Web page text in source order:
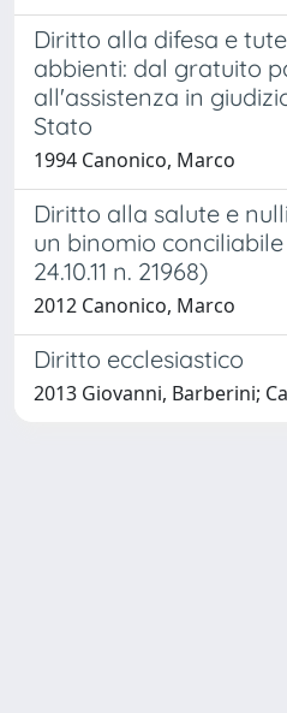
Diritto alla difesa e
abbienti: dal gratuito
all'assistenza in
Stato
1994 Canonico, Marco
Diritto alla salute e
un binomio
24.10.11 n. 21968)
2012 Canonico, Marco
Diritto ecclesiastico
2013 Giovanni, Barberini;